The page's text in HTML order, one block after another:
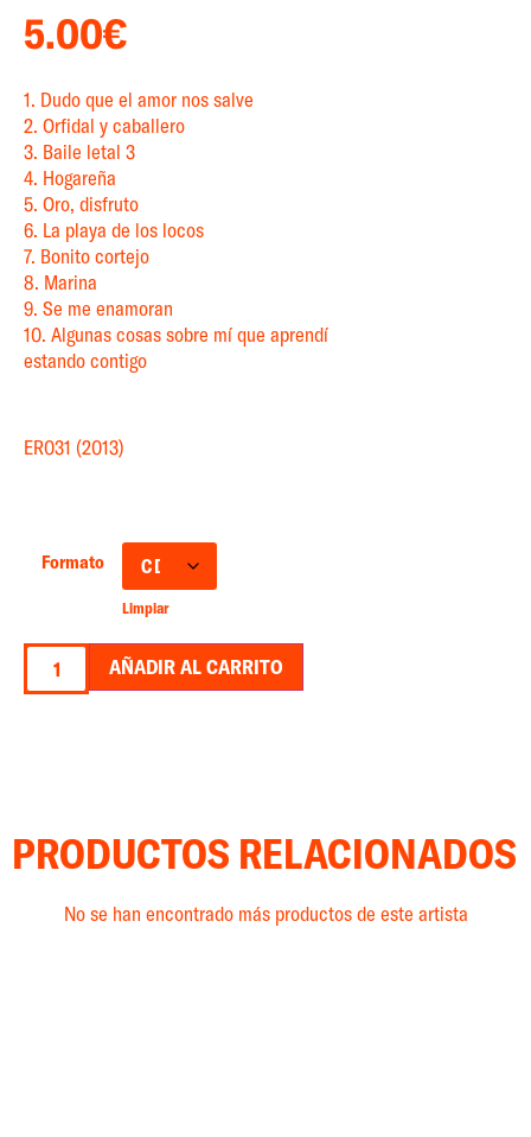
5.00€
1. Dudo que el amor nos salve
2. Orfidal y caballero
3. Baile letal 3
4. Hogareña
5. Oro, disfruto
6. La playa de los locos
7. Bonito cortejo
8. Marina
9. Se me enamoran
10. Algunas cosas sobre mí que aprendí
estando contigo
ER031 (2013)
Formato
Limpiar
AÑADIR AL CARRITO
PRODUCTOS RELACIONADOS
No se han encontrado más productos de este artista